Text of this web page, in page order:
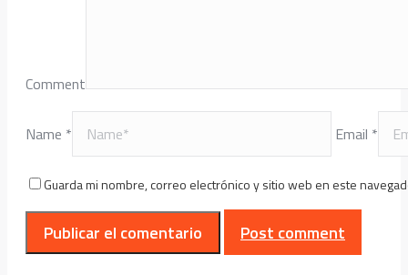
Comment
Name * Email *
Guarda mi nombre, correo electrónico y sitio web en este
Post comment